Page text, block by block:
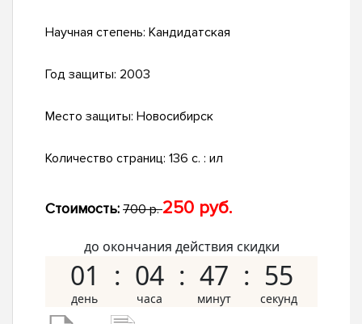
Научная степень: Кандидатская
Год защиты: 2003
Место защиты: Новосибирск
Количество страниц: 136 с. : ил
Стоимость: 700 р.250 руб.
до окончания действия скидки
01 04 47 54